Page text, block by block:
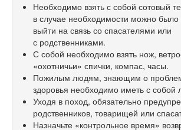
Необходимо взять с собой сотовый
в случае необходимости можно
выйти на связь со спасателями или
с родственниками.
С собой необходимо взять нож,
«охотничьи» спички, компас, часы.
Пожилым людям, знающим о
здоровья необходимо иметь с собой
Уходя в поход, обязательно
родственников, товарищей или
Назначьте «контрольное время»